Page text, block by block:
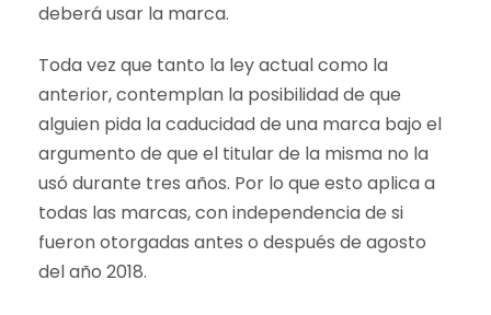
deberá usar la marca.
Toda vez que tanto la ley actual como la
anterior, contemplan la posibilidad de que
alguien pida la caducidad de una marca bajo el
argumento de que el titular de la misma no la
usó durante tres años. Por lo que esto aplica a
todas las marcas, con independencia de si
fueron otorgadas antes o después de agosto
del año 2018.